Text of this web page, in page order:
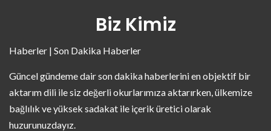
Biz Kimiz
Haberler | Son Dakika Haberler
Güncel gündeme dair son dakika haberlerini en objektif bir
aktarım dili ile siz değerli okurlarımıza aktarırken, ülkemize
bağlılık ve yüksek sadakat ile içerik üretici olarak
huzurunuzdayız.